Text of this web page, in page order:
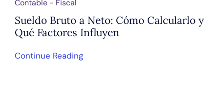
Contable - Fiscal
Sueldo Bruto a Neto: Cómo Calcularlo y
Qué Factores Influyen
Continue Reading